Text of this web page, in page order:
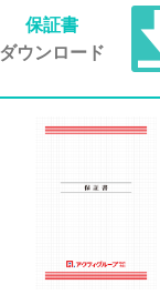
保証書
ダウンロード